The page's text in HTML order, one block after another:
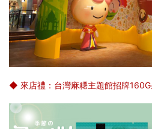
◆ 來店禮：台灣麻糬主題館招牌